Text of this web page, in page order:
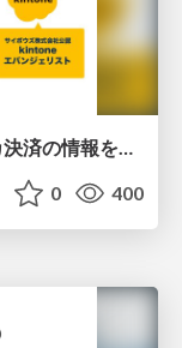
WordPressからPAY.JP使ったクレカ決済の情報をkintoneに保存するプラグインの紹介
0 400